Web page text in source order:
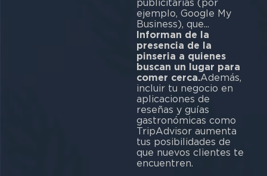
publicitarias (por
ejemplo, Google My
Business), que...
Informan de la
presencia de la
pinseria a quienes
buscan un lugar para
comer cerca.Además,
incluir tu negocio en
aplicaciones de
reseñas y guías
gastronómicas como
TripAdvisor aumenta
tus posibilidades de
que nuevos clientes te
encuentren.